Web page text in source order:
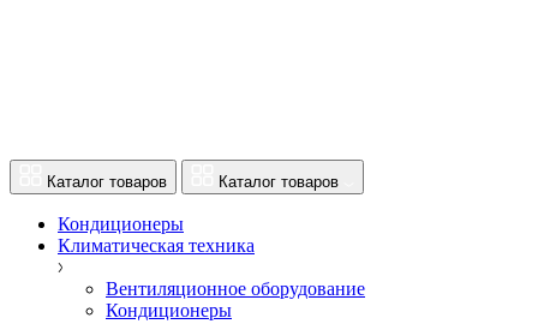
Каталог товаров Каталог товаров
Кондиционеры
Климатическая техника
Вентиляционное оборудование
Кондиционеры